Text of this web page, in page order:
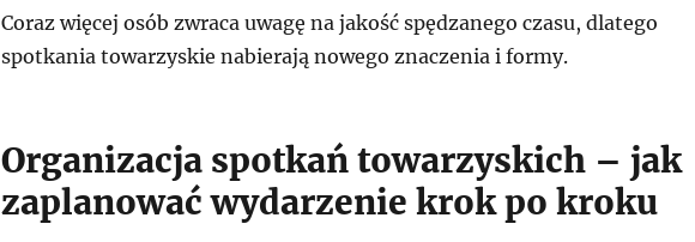
Coraz więcej osób zwraca uwagę na jakość spędzanego czasu, dlatego
spotkania towarzyskie nabierają nowego znaczenia i formy.
Organizacja spotkań towarzyskich – jak
zaplanować wydarzenie krok po kroku